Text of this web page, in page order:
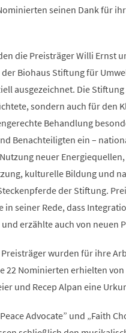
seinen Dank für ihr
die Preisträger Willi Ernst
Biohaus Stiftung für
ausgezeichnet. Die Stiftung
sondern auch für den
Behandlung
Benachteiligten ein –
neuer Energiequellen,
kulturelle Bildung und
der Stiftung.
in seiner Rede, dass
erzählte auch von neuen
wurden für ihre
22 Nominierten erhielten von
und Recep Alpan eine
Advocate” und „Faith